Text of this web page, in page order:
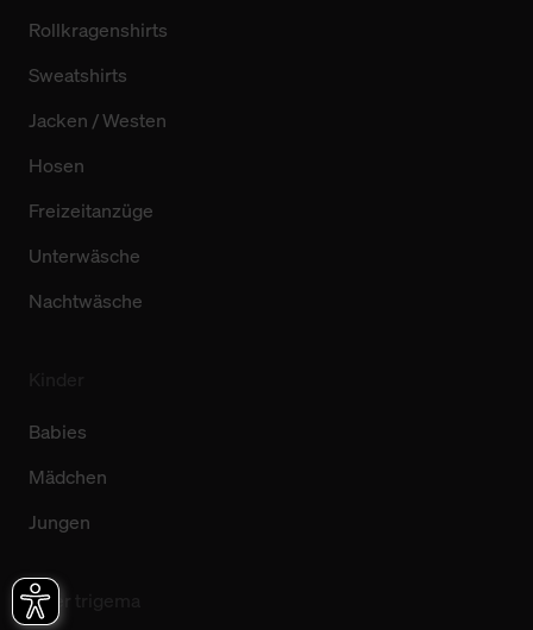
Rollkragenshirts
Sweatshirts
Jacken / Westen
Hosen
Freizeitanzüge
Unterwäsche
Nachtwäsche
Babies
Mädchen
Jungen
Über trigema